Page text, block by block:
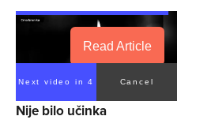
Read Article
Next video in 4 Cancel
Nije bilo učinka